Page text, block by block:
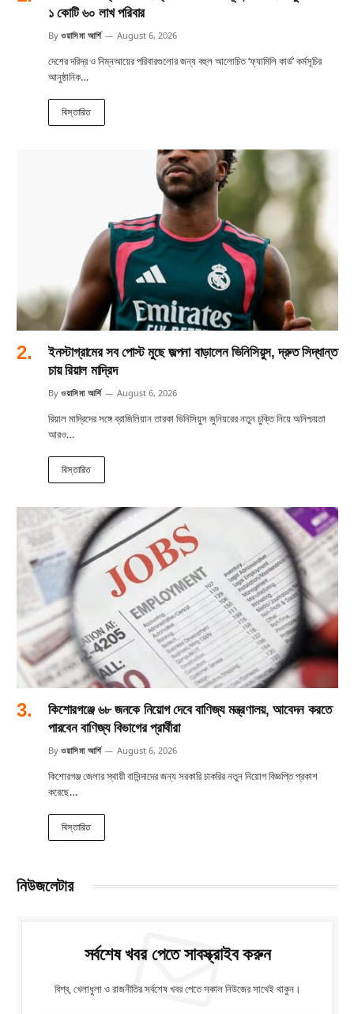
১ কোটি ৬০ লাখ পরিবার
By ওয়াসিমা আর্শি August 6, 2026
দেশের দরিদ্র ও নিম্নআয়ের পরিবারগুলোর জন্য বহুল আলোচিত ‘ফ্যামিলি কার্ড’ কর্মসূচির
আনুষ্ঠানিক…
বিস্তারিত
ইনস্টাগ্রামের সব পোস্ট মুছে জল্পনা বাড়ালেন ভিনিসিয়ুস, দ্রুত সিদ্ধান্ত
চায় রিয়াল মাদ্রিদ
By ওয়াসিমা আর্শি August 6, 2026
রিয়াল মাদ্রিদের সঙ্গে ব্রাজিলিয়ান তারকা ভিনিসিয়ুস জুনিয়রের নতুন চুক্তি নিয়ে অনিশ্চয়তা
আরও…
বিস্তারিত
কিশোরগঞ্জে ৬৮ জনকে নিয়োগ দেবে বাণিজ্য মন্ত্রণালয়, আবেদন করতে
পারবেন বাণিজ্য বিভাগের প্রার্থীরা
By ওয়াসিমা আর্শি August 6, 2026
কিশোরগঞ্জ জেলার স্থায়ী বাসিন্দাদের জন্য সরকারি চাকরির নতুন নিয়োগ বিজ্ঞপ্তি প্রকাশ
করেছে…
বিস্তারিত
নিউজলেটার
সর্বশেষ খবর পেতে সাবস্ক্রাইব করুন
বিশ্ব, খেলাধুলা ও রাজনীতির সর্বশেষ খবর পেতে সকাল নিউজের সাথেই থাকুন।